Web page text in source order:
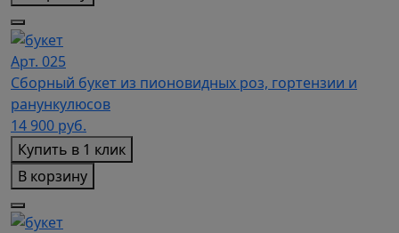
Арт. 025
Сборный букет из пионовидных роз, гортензии и
ранункулюсов
14 900 руб.
Купить в 1 клик
В корзину